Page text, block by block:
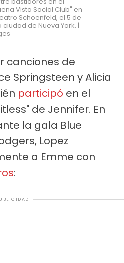
bastidores en el
Vista Social Club" en
Schoenfeld, el 5 de
ciudad de Nueva York. |
canciones de
Springsteen y Alicia
participó en el
de Jennifer. En
la gala Blue
Lopez
a Emme con
: